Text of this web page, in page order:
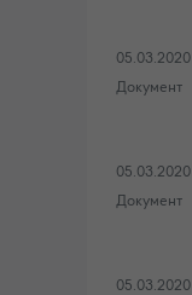
05.03.2020
Документ
05.03.2020
Документ
05.03.2020